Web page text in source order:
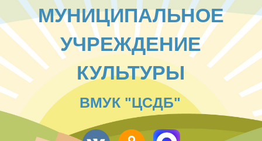
ВМУК "ЦСДБ"
КУЛЬТУРЫ